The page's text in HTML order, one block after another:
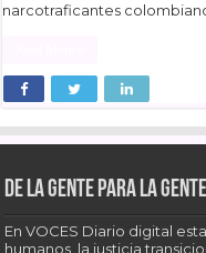
narcotraficantes
De la gente para la gente
En VOCES Diario digital
humanos, la justicia